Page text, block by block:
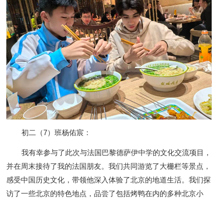
初二（7）班杨佑宸：
我有幸参与了此次与法国巴黎德萨伊中学的文化交流项目，
并在周末接待了我的法国朋友。我们共同游览了大栅栏等景点，
感受中国历史文化，带领他深入体验了北京的地道生活。我们探
访了一些北京的特色地点，品尝了包括烤鸭在内的多种北京小